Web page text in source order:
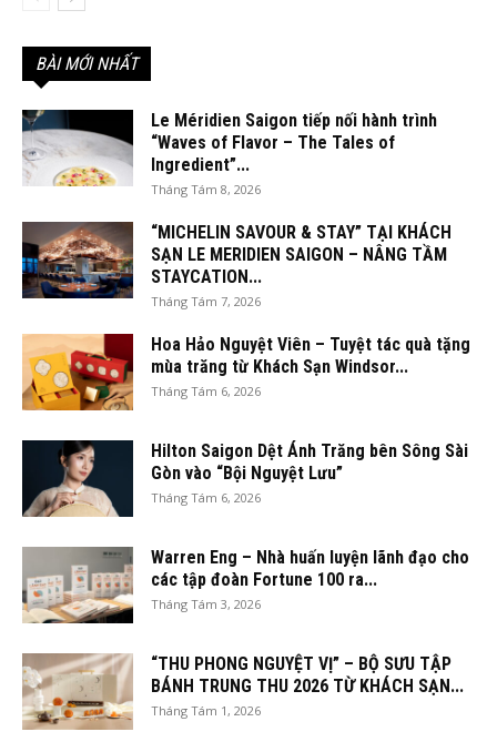
BÀI MỚI NHẤT
Le Méridien Saigon tiếp nối hành trình
“Waves of Flavor – The Tales of
Ingredient”...
Tháng Tám 8, 2026
“MICHELIN SAVOUR & STAY” TẠI KHÁCH
SẠN LE MERIDIEN SAIGON – NÂNG TẦM
STAYCATION...
Tháng Tám 7, 2026
Hoa Hảo Nguyệt Viên – Tuyệt tác quà tặng
mùa trăng từ Khách Sạn Windsor...
Tháng Tám 6, 2026
Hilton Saigon Dệt Ánh Trăng bên Sông Sài
Gòn vào “Bội Nguyệt Lưu”
Tháng Tám 6, 2026
Warren Eng – Nhà huấn luyện lãnh đạo cho
các tập đoàn Fortune 100 ra...
Tháng Tám 3, 2026
“THU PHONG NGUYỆT VỊ” – BỘ SƯU TẬP
BÁNH TRUNG THU 2026 TỪ KHÁCH SẠN...
Tháng Tám 1, 2026